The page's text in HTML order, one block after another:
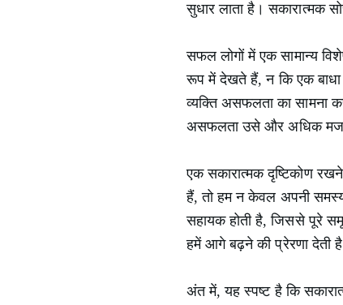
सुधार लाता है। सकारात्मक
सफल लोगों में एक सामान्य
रूप में देखते हैं, न कि एक
व्यक्ति असफलता का सामना
असफलता उसे और अधिक
एक सकारात्मक दृष्टिकोण
हैं, तो हम न केवल अपनी
सहायक होती है, जिससे पूरे
हमें आगे बढ़ने की प्रेरणा देती
अंत में, यह स्पष्ट है कि